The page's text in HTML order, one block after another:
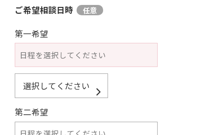
ご希望相談日時
第一希望
第二希望